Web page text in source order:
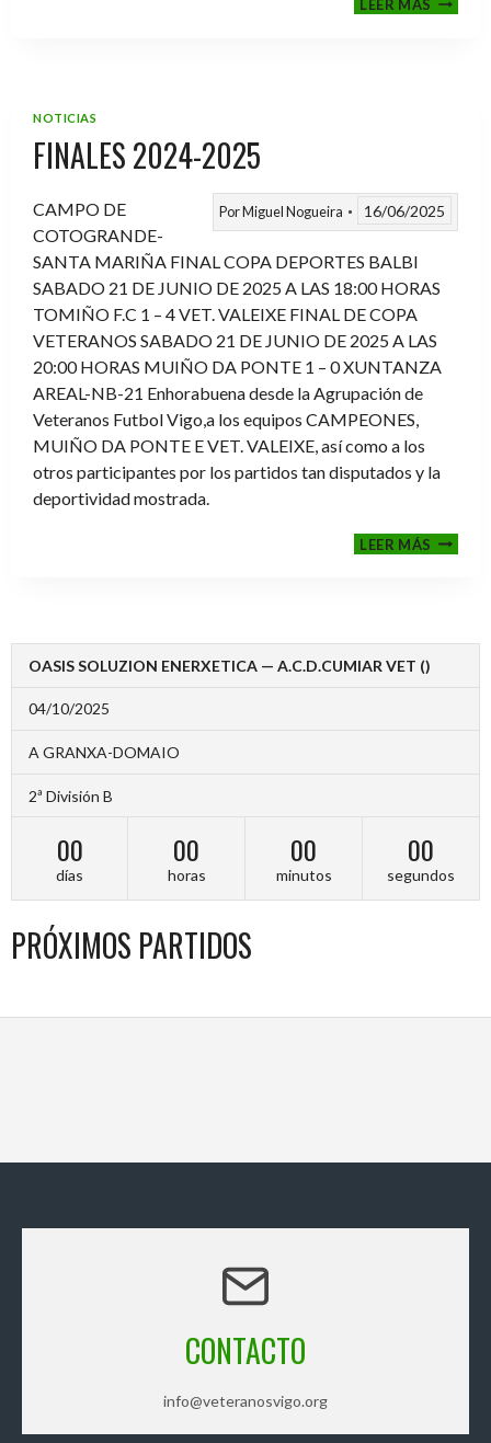
LEER MÁS
NOTICIAS
FINALES 2024-2025
PorMiguel Nogueira 16/06/2025
CAMPO DE
COTOGRANDE-
SANTA MARIÑA FINAL COPA DEPORTES BALBI
SABADO 21 DE JUNIO DE 2025 A LAS 18:00 HORAS
TOMIÑO F.C 1 – 4 VET. VALEIXE FINAL DE COPA
VETERANOS SABADO 21 DE JUNIO DE 2025 A LAS
20:00 HORAS MUIÑO DA PONTE 1 – 0 XUNTANZA
AREAL-NB-21 Enhorabuena desde la Agrupación de
Veteranos Futbol Vigo,a los equipos CAMPEONES,
MUIÑO DA PONTE E VET. VALEIXE, así como a los
otros participantes por los partidos tan disputados y la
deportividad mostrada.
LEER MÁS
2024-
OASIS SOLUZION ENERXETICA — A.C.D.CUMIAR VET ()
04/10/2025
A GRANXA-DOMAIO
2ª División B
00
días
00
horas
00
minutos
00
segundos
PRÓXIMOS PARTIDOS
CONTACTO
info@veteranosvigo.org